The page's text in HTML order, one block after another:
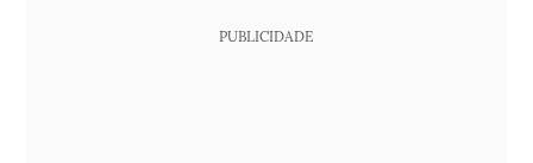
PUBLICIDADE